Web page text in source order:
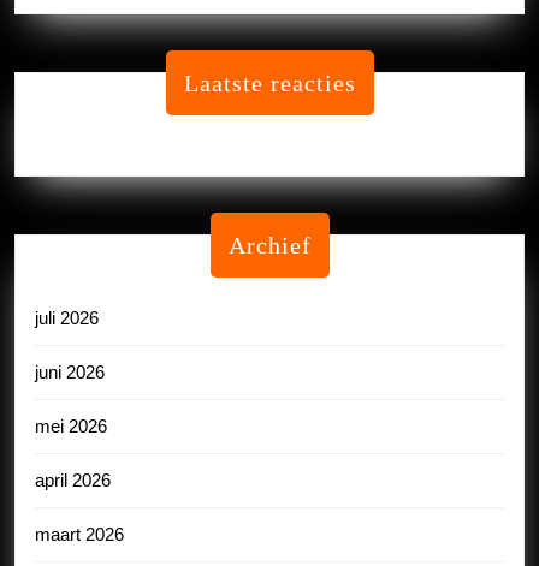
Laatste reacties
Archief
juli 2026
juni 2026
mei 2026
april 2026
maart 2026